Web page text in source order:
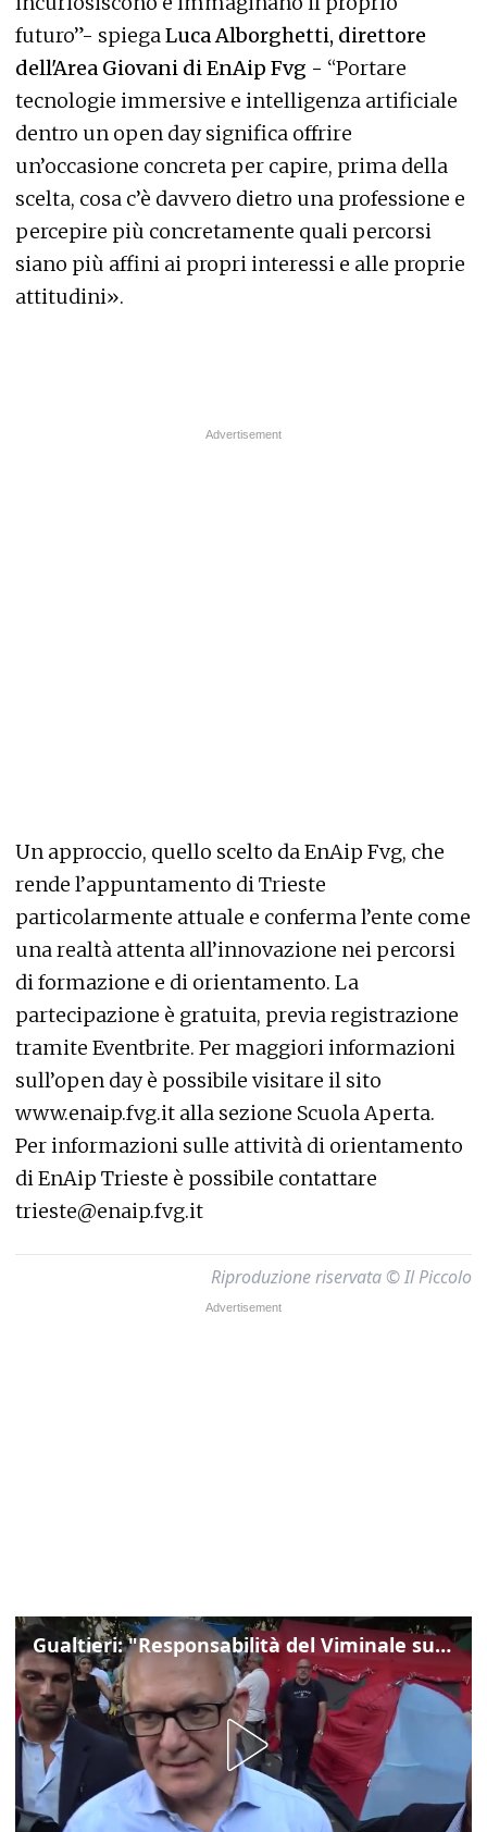
futuro”- spiegaLuca Alborghetti, direttore
dell'Area Giovani di EnAip Fvg - “Portare
tecnologie immersive e intelligenza artificiale
dentro un open day significa offrire
un’occasione concreta per capire, prima della
scelta, cosa c’è davvero dietro una professione e
percepire più concretamente quali percorsi
siano più affini ai propri interessi e alle proprie
attitudini».
Un approccio, quello scelto da EnAip Fvg, che
rende l’appuntamento di Trieste
particolarmente attuale e conferma l’ente come
una realtà attenta all’innovazione nei percorsi
di formazione e di orientamento. La
partecipazione è gratuita, previa registrazione
tramite Eventbrite. Per maggiori informazioni
sull’open day è possibile visitare il sito
www.enaip.fvg.it alla sezione Scuola Aperta.
Per informazioni sulle attività di orientamento
di EnAip Trieste è possibile contattare
trieste@enaip.fvg.it
Riproduzione riservata © Il Piccolo
Gualtieri: "Responsabilità del Viminale su Spin Time? La posizione dei partiti è nota"